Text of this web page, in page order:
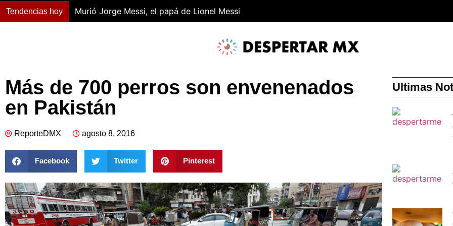
Tendencias hoy Murió Jorge Messi, el papá de Lionel Messi
Más de 700 perros son envenenados
en Pakistán
ReporteDMX agosto 8, 2016
Facebook Twitter Pinterest
Ultimas